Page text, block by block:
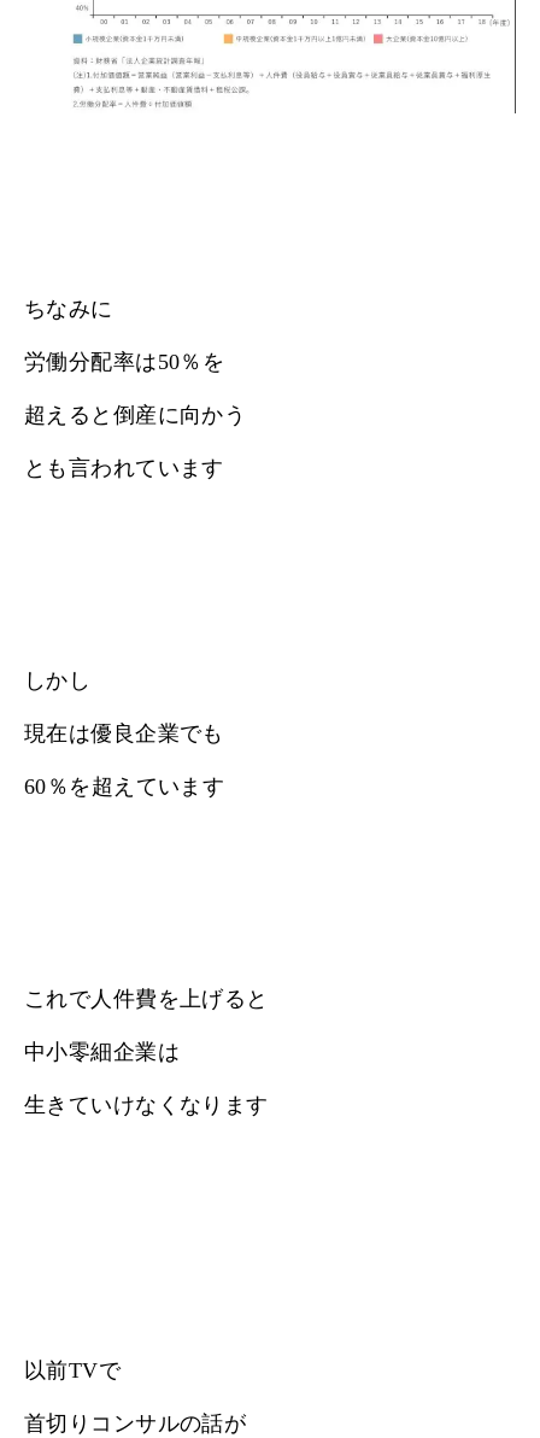
ちなみに
労働分配率は50％を
超えると倒産に向かう
とも言われています
しかし
現在は優良企業でも
60％を超えています
これで人件費を上げると
中小零細企業は
生きていけなくなります
以前TVで
首切りコンサルの話が